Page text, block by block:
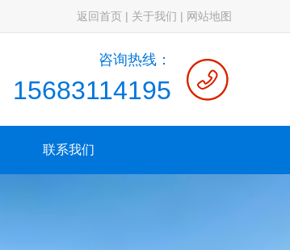
返回首页 | 关于我们 | 网站地图
咨询热线：
15683114195
联系我们